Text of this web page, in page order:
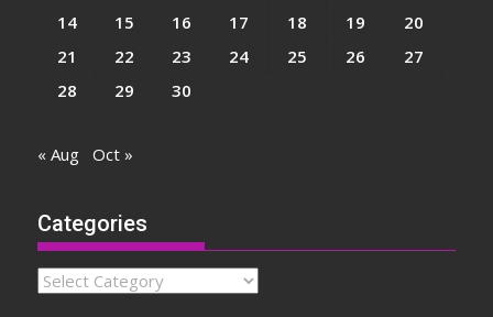
14
15 16 17 18 19
20
21
22 23 24 25 26
27
28
29 30
« Aug Oct »
Categories
Categories